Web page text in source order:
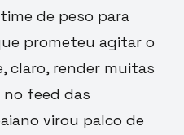
de peso para
prometeu agitar o
claro, render muitas
feed das
virou palco de